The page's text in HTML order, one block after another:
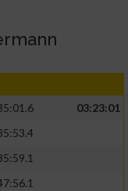
03:23:01